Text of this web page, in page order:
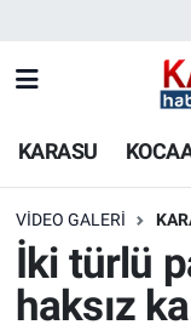
KARASU
VIDEO GALERI
İki türlü
haksız